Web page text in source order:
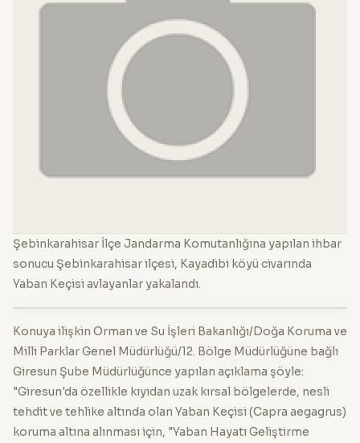
Şebinkarahisar İlçe Jandarma Komutanlığına yapılan ihbar
sonucu Şebinkarahisar ilçesi, Kayadibi köyü civarında
Yaban Keçisi avlayanlar yakalandı.
Konuya ilişkin Orman ve Su İşleri Bakanlığı/Doğa Koruma ve
Milli Parklar Genel Müdürlüğü/12. Bölge Müdürlüğüne bağlı
Giresun Şube Müdürlüğünce yapılan açıklama şöyle:
"Giresun'da özellikle kıyıdan uzak kırsal bölgelerde, nesli
tehdit ve tehlike altında olan Yaban Keçisi (Capra aegagrus)
koruma altına alınması için, "Yaban Hayatı Geliştirme